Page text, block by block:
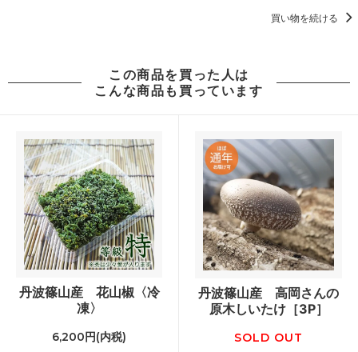
買い物を続ける
この商品を買った人は
こんな商品も買っています
丹波篠山産 花山椒〈冷
凍〉
6,200円(内税)
丹波篠山産 高岡さんの
原木しいたけ［3P］
SOLD OUT